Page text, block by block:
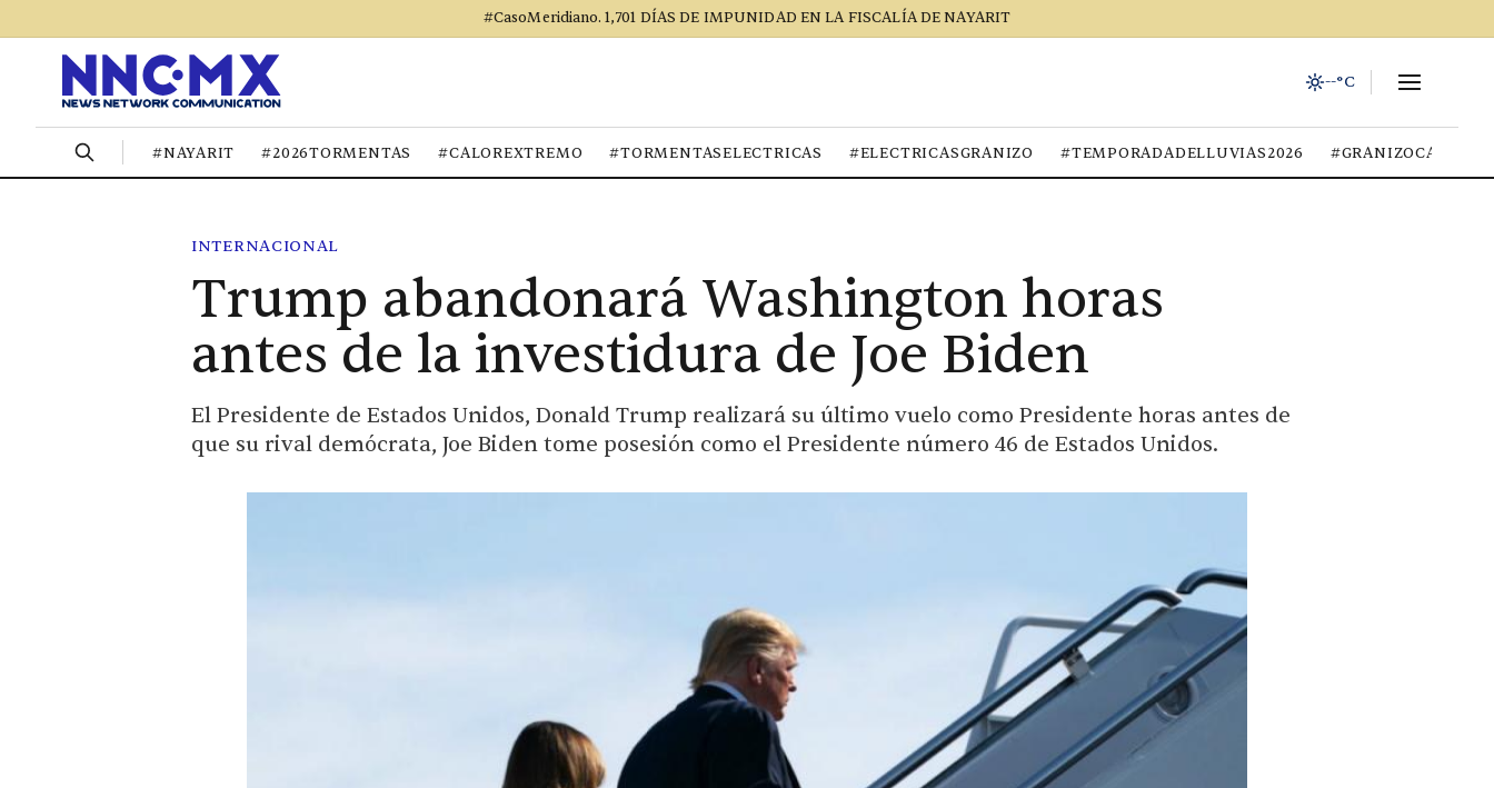
#CasoMeridiano. 1,701 DÍAS DE IMPUNIDAD EN LA FISCALÍA DE NAYARIT
--°C
#NAYARIT #2026TORMENTAS #CALOREXTREMO #TORMENTASELECTRICAS #ELECTRICASGRANIZO #TEMPORADADELLUVIAS2026 #GRANIZOCALOR
INTERNACIONAL
Trump abandonará Washington horas
antes de la investidura de Joe Biden
El Presidente de Estados Unidos, Donald Trump realizará su último vuelo como Presidente horas antes de
que su rival demócrata, Joe Biden tome posesión como el Presidente número 46 de Estados Unidos.